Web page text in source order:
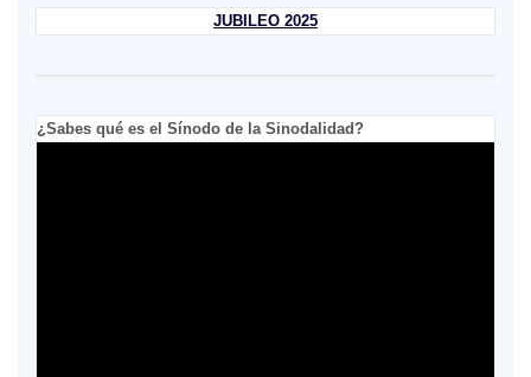
JUBILEO 2025
¿Sabes qué es el Sínodo de la Sinodalidad?